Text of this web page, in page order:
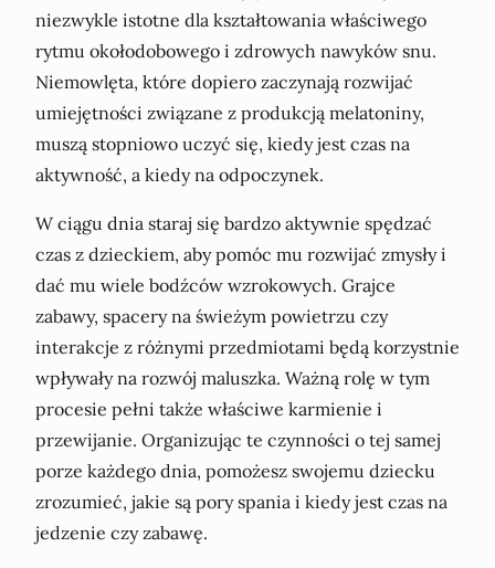
niezwykle istotne dla kształtowania właściwego
rytmu okołodobowego i zdrowych nawyków snu.
Niemowlęta, które dopiero zaczynają rozwijać
umiejętności związane z produkcją melatoniny,
muszą stopniowo uczyć się, kiedy jest czas na
aktywność, a kiedy na odpoczynek.
W ciągu dnia staraj się bardzo aktywnie spędzać
czas z dzieckiem, aby pomóc mu rozwijać zmysły i
dać mu wiele bodźców wzrokowych. Grajce
zabawy, spacery na świeżym powietrzu czy
interakcje z różnymi przedmiotami będą korzystnie
wpływały na rozwój maluszka. Ważną rolę w tym
procesie pełni także właściwe karmienie i
przewijanie. Organizując te czynności o tej samej
porze każdego dnia, pomożesz swojemu dziecku
zrozumieć, jakie są pory spania i kiedy jest czas na
jedzenie czy zabawę.